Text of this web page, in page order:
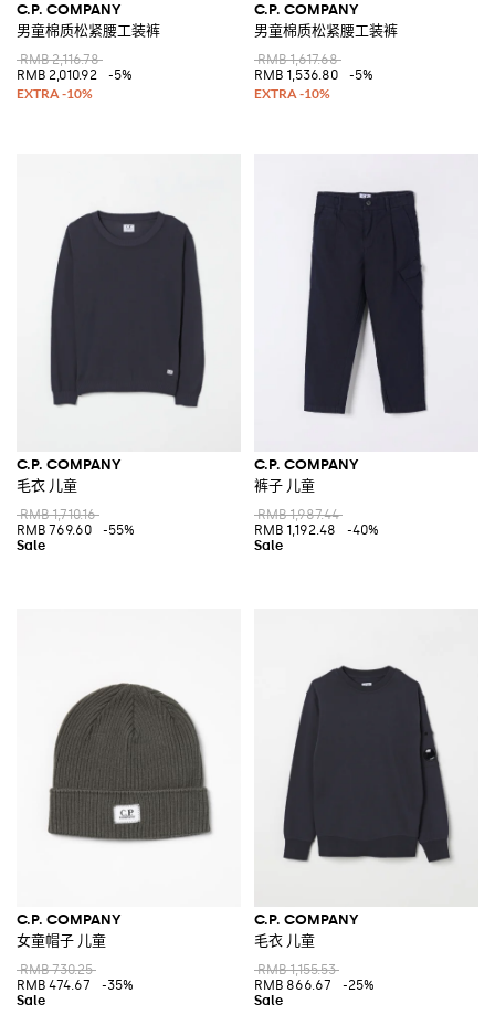
C.P. COMPANY
男童棉质松紧腰工装裤
RMB 2,116.78
RMB 2,010.92
-5%
C.P. COMPANY
男童棉质松紧腰工装裤
RMB 1,617.68
RMB 1,536.80
-5%
C.P. COMPANY
毛衣 儿童
RMB 1,710.16
RMB 769.60
-55%
C.P. COMPANY
裤子 儿童
RMB 1,987.44
RMB 1,192.48
-40%
C.P. COMPANY
女童帽子 儿童
RMB 730.25
RMB 474.67
-35%
C.P. COMPANY
毛衣 儿童
RMB 1,155.53
RMB 866.67
-25%